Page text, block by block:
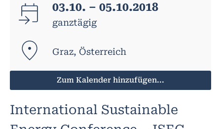
03.10. – 05.10.2018
ganztägig
Graz, Österreich
Zum Kalender hinzufügen...
International Sustainable